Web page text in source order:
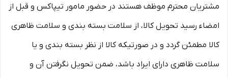
مشتریان محترم موظف هستند در حضور مامور تیپاکس و قبل از
امضاء رسید تحویل کالا، از سلامت بسته بندی و سلامت ظاهری
کالا مطمئن گردد و در صورتیکه کالا از نظر بسته بندی و یا
سلامت ظاهری دارای ایراد باشد، ضمن تحویل نگرفتن آن و